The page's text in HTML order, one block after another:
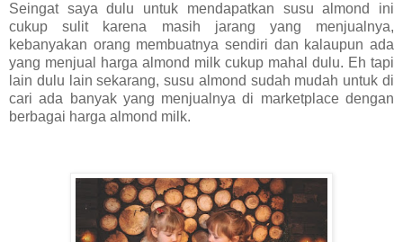
Seingat saya dulu untuk mendapatkan susu almond ini
cukup sulit karena masih jarang yang menjualnya,
kebanyakan orang membuatnya sendiri dan kalaupun ada
yang menjual harga almond milk cukup mahal dulu. Eh tapi
lain dulu lain sekarang, susu almond sudah mudah untuk di
cari ada banyak yang menjualnya di marketplace dengan
berbagai harga almond milk.